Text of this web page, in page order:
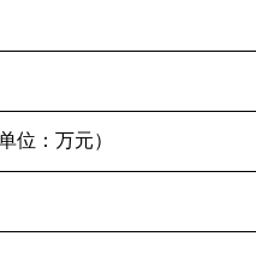
位：万元）